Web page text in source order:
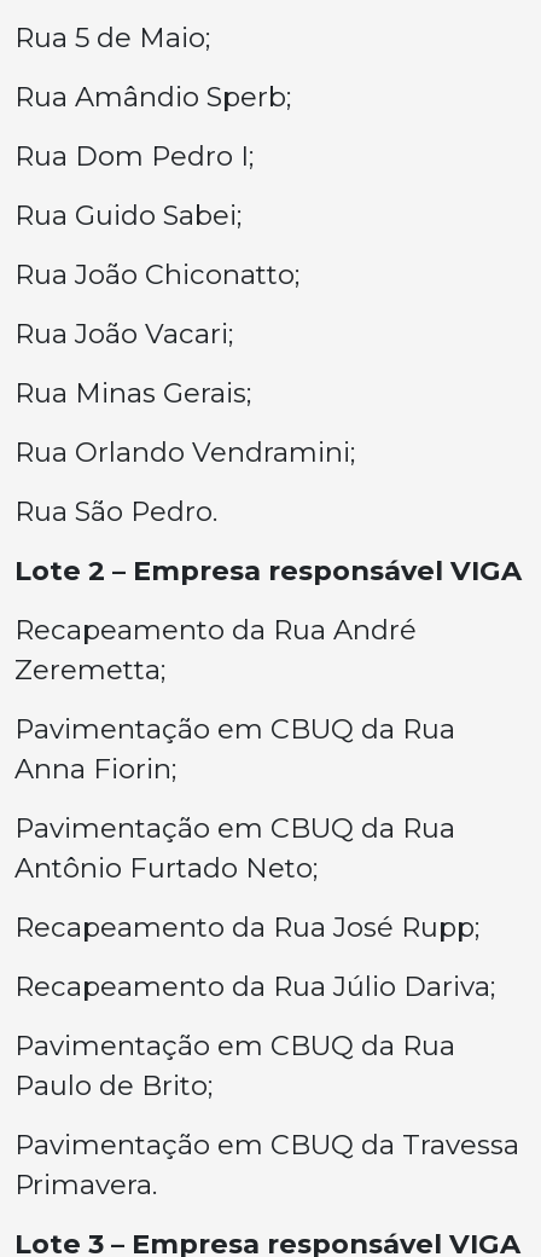
Rua 5 de Maio;
Rua Amândio Sperb;
Rua Dom Pedro I;
Rua Guido Sabei;
Rua João Chiconatto;
Rua João Vacari;
Rua Minas Gerais;
Rua Orlando Vendramini;
Rua São Pedro.
Lote 2 – Empresa responsável VIGA
Recapeamento da Rua André
Zeremetta;
Pavimentação em CBUQ da Rua
Anna Fiorin;
Pavimentação em CBUQ da Rua
Antônio Furtado Neto;
Recapeamento da Rua José Rupp;
Recapeamento da Rua Júlio Dariva;
Pavimentação em CBUQ da Rua
Paulo de Brito;
Pavimentação em CBUQ da Travessa
Primavera.
Lote 3 – Empresa responsável VIGA